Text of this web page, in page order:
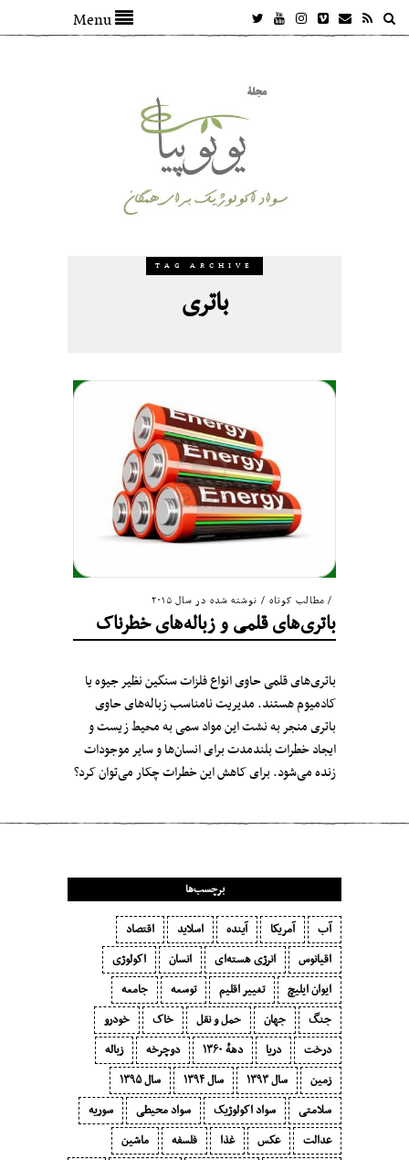
Menu
TAG ARCHIVE
باتری
مطالب کوتاه / نوشته شده در سال ۲۰۱۵
باتری‌های قلمی و زباله‌های خطرناک
باتری‌های قلمی حاوی انواع فلزات سنگین نظیر جیوه یا
کادمیوم هستند. مدیریت نامناسب زباله‌های حاوی
باتری منجر به نشت این مواد سمی به محیط زیست و
ایجاد خطرات بلندمدت برای انسان‌ها و سایر موجودات
زنده می‌شود. برای کاهش این خطرات چکار می‌توان کرد؟
برچسب‌ها
آب آمریکا آینده اسلاید
اقتصاد
اقیانوس
انرژی هسته‌ای انسان
اکولوژی
ایوان ایلیچ
تغییر اقلیم توسعه
جامعه
جنگ
جهان حمل و نقل خاک
خودرو
درخت
دریا دههٔ ۱‍۳۶۰ دوچرخه
زباله
زمین
سال ۱۳۹۳ سال ۱۳۹۴
سال ۱۳۹۵
سلامتی
سواد اکولوژیک سواد محیطی
سوریه
عدالت
عکس غذا فلسفه
ماشین